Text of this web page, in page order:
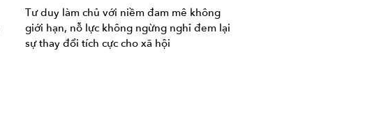
Tư duy làm chủ với niềm đam mê không
giới hạn, nỗ lực không ngừng nghỉ đem lại
sự thay đổi tích cực cho xã hội